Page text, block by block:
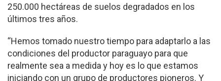
250.000 hectáreas de suelos degradados en los
últimos tres años.
“Hemos tomado nuestro tiempo para adaptarlo a las
condiciones del productor paraguayo para que
realmente sea a medida y hoy es lo que estamos
iniciando con un grupo de productores pioneros. Y